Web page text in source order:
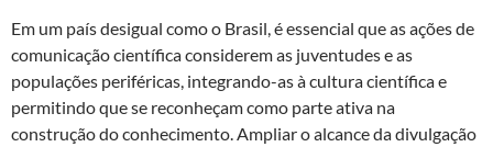
Em um país desigual como o Brasil, é essencial que as ações de
comunicação científica considerem as juventudes e as
populações periféricas, integrando-as à cultura científica e
permitindo que se reconheçam como parte ativa na
construção do conhecimento. Ampliar o alcance da divulgação